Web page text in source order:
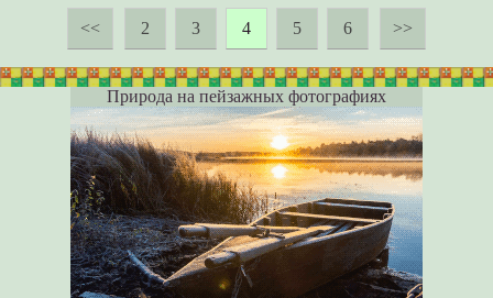
<< 2 3 4 5 6 >>
Природа на пейзажных фотографиях